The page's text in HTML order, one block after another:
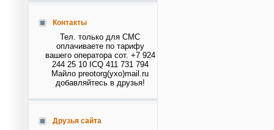
Контакты
Тел. только для СМС
оплачиваете по тарифу
вашего оператора сот. +7 924
244 25 10 ICQ 411 731 794
Майло preotorg(ухо)mail.ru
добавляйтесь в друзья!
Друзья сайта